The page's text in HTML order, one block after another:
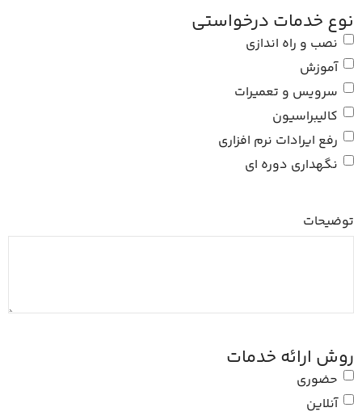
نوع خدمات درخواستی
نصب و راه اندازی
آموزش
سرویس و تعمیرات
کالیبراسیون
رفع ایرادات نرم افزاری
نگهداری دوره ای
توضیحات
روش ارائه خدمات
حضوری
آنلاین